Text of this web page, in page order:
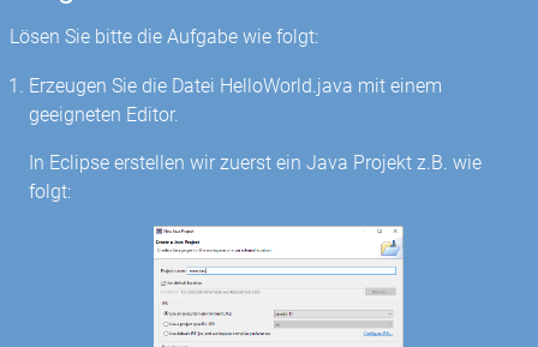
Lösen Sie bitte die Aufgabe wie folgt:
Erzeugen Sie die Datei HelloWorld.java mit einem
geeigneten Editor.
In Eclipse erstellen wir zuerst ein Java Projekt z.B. wie
folgt: